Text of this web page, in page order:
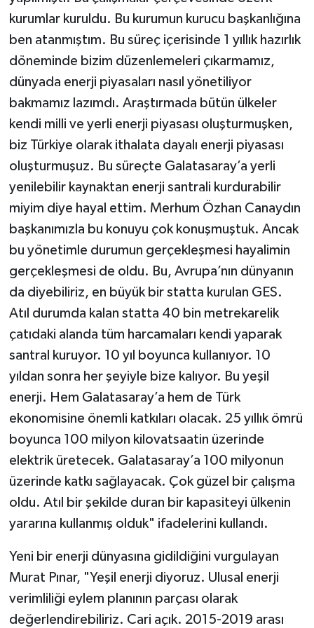
kurumlar kuruldu. Bu kurumun kurucu başkanlığına
ben atanmıştım. Bu süreç içerisinde 1 yıllık hazırlık
döneminde bizim düzenlemeleri çıkarmamız,
dünyada enerji piyasaları nasıl yönetiliyor
bakmamız lazımdı. Araştırmada bütün ülkeler
kendi milli ve yerli enerji piyasası oluşturmuşken,
biz Türkiye olarak ithalata dayalı enerji piyasası
oluşturmuşuz. Bu süreçte Galatasaray’a yerli
yenilebilir kaynaktan enerji santrali kurdurabilir
miyim diye hayal ettim. Merhum Özhan Canaydın
başkanımızla bu konuyu çok konuşmuştuk. Ancak
bu yönetimle durumun gerçekleşmesi hayalimin
gerçekleşmesi de oldu. Bu, Avrupa’nın dünyanın
da diyebiliriz, en büyük bir statta kurulan GES.
Atıl durumda kalan statta 40 bin metrekarelik
çatıdaki alanda tüm harcamaları kendi yaparak
santral kuruyor. 10 yıl boyunca kullanıyor. 10
yıldan sonra her şeyiyle bize kalıyor. Bu yeşil
enerji. Hem Galatasaray’a hem de Türk
ekonomisine önemli katkıları olacak. 25 yıllık ömrü
boyunca 100 milyon kilovatsaatin üzerinde
elektrik üretecek. Galatasaray’a 100 milyonun
üzerinde katkı sağlayacak. Çok güzel bir çalışma
oldu. Atıl bir şekilde duran bir kapasiteyi ülkenin
yararına kullanmış olduk" ifadelerini kullandı.
Yeni bir enerji dünyasına gidildiğini vurgulayan
Murat Pınar, "Yeşil enerji diyoruz. Ulusal enerji
verimliliği eylem planının parçası olarak
değerlendirebiliriz. Cari açık. 2015-2019 arası